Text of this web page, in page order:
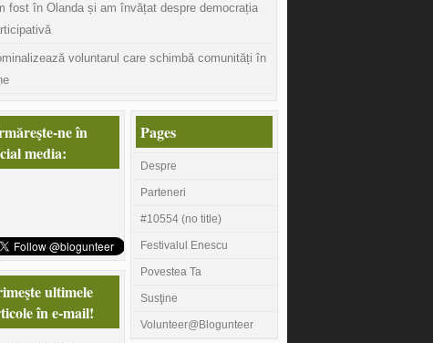
fost în Olanda și am învățat despre democrația
voluntarul care schimbă comunități în
ne în
media:
ultimele
în e-mail!
Pages
Despre
Parteneri
#10554 (no title)
Festivalul Enescu
Povestea Ta
Susţine
Volunteer@Blogunteer